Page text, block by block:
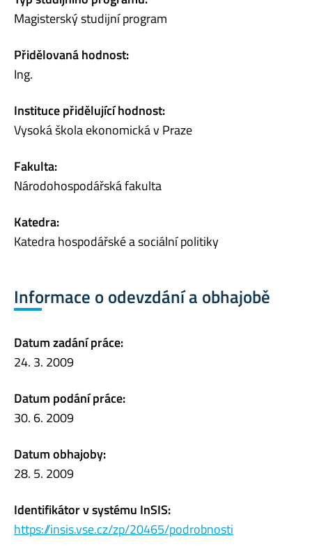
Magisterský studijní program
Přidělovaná hodnost:
Ing.
Instituce přidělující hodnost:
Vysoká škola ekonomická v Praze
Fakulta:
Národohospodářská fakulta
Katedra:
Katedra hospodářské a sociální politiky
Informace o odevzdání a obhajobě
Datum zadání práce:
24. 3. 2009
Datum podání práce:
30. 6. 2009
Datum obhajoby:
28. 5. 2009
Identifikátor v systému InSIS:
https://insis.vse.cz/zp/20465/podrobnosti